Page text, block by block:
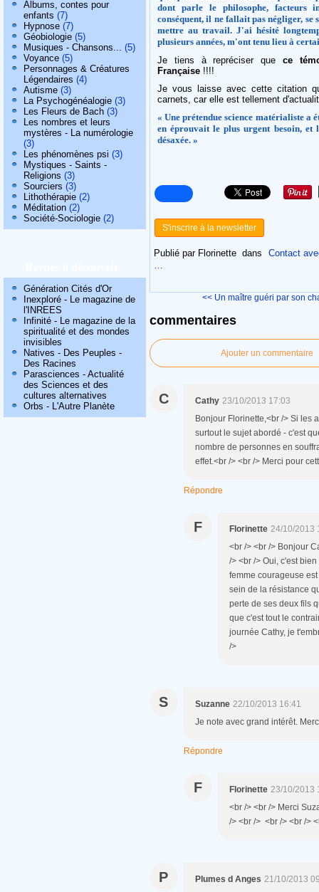
Albums, contes pour
enfants (7)
Hypnose (7)
Géobiologie (5)
Musiques - Chansons... (5)
Voyance (5)
Personnages & Créatures
Légendaires (4)
Autisme (3)
La Psychogénéalogie (3)
Les Fleurs de Bach (3)
Les nombres et leurs
mystères - La numérologie
(3)
Les phénomènes psi (3)
Mystiques - Saints -
Religions (3)
Sourciers (3)
Lithothérapie (2)
Méditation (2)
Société-Sociologie (2)
Génération Cités d'Or
Inexploré - Le magazine de
l'INREES
Infinité - Le magazine de la
spiritualité et des mondes
invisibles
Natives - Des Peuples -
Des Racines
Parasciences - Actualité
des Sciences et des
cultures alternatives
Orbs - L'Autre Planète
dont parle le philosophe, facteurs
conséquent, il ne fallait pas négliger, se
mettre au travail. J'ai hésité
plusieurs années, m'ont tenu lieu à
Je tiens à repréciser quece
Française !!!!
Je vous laisse avec cette citation
carnets, car elle est tellement
« Une prétendue science matérialiste a
en éprouvait le plus urgent besoin, et
désaxée. »
S'inscrire à la newsletter
Publié par Florinette dans
Contact
…
<< Un maître guéri par son
commentaires
Ajouter un commentaire
C Cathy 23/10/2013 17:03
Bonjour Florinette,<br /> Si les
surtout le sujet abordé - c'est
nombre de personnes en
effet.<br /> <br /> Merci pour
Répondre
F Florinette 24/10/2013
<br /> <br /> Bonjour
/> <br /> Oui, c'est
femme courageuse
sein de la résistance
perte de ses deux fils
que c'est tout le
journée Cathy, je
/>
S Suzanne 22/10/2013 16:41
Je note avec grand intérêt.
Répondre
F Florinette 23/10/2013
<br /> <br /> Merci
/> <br /> <br /> <br />
P Plumes d Anges 21/10/2013